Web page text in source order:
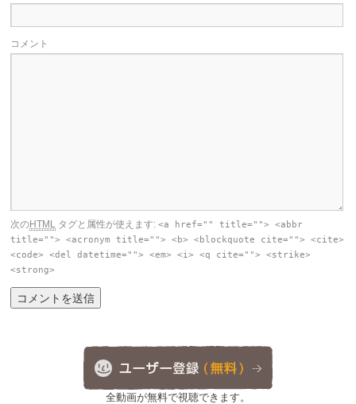
コメント
次のHTML タグと属性が使えます:<a href="" title=""> <abbr
title=""> <acronym title=""> <b> <blockquote cite=""> <cite>
<code> <del datetime=""> <em> <i> <q cite=""> <strike>
<strong>
全動画が無料で視聴できます。